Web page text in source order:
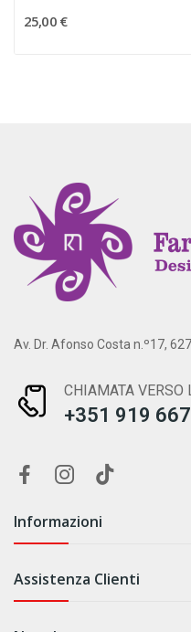
25,00 €
Av. Dr. Afonso Costa n.º17,
CHIAMATA VERSO
+351 919
Informazioni
Assistenza Clienti